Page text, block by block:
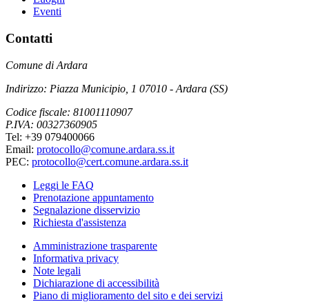
Eventi
Contatti
Comune di Ardara
Indirizzo: Piazza Municipio, 1 07010 - Ardara (SS)
Codice fiscale: 81001110907
P.IVA: 00327360905
Tel: +39 079400066
Email: protocollo@comune.ardara.ss.it
PEC: protocollo@cert.comune.ardara.ss.it
Leggi le FAQ
Prenotazione appuntamento
Segnalazione disservizio
Richiesta d'assistenza
Amministrazione trasparente
Informativa privacy
Note legali
Dichiarazione di accessibilità
Piano di miglioramento del sito e dei servizi